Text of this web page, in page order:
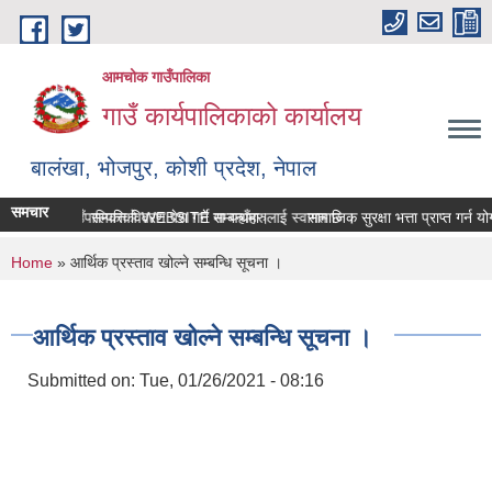
Skip to main content
आमचोक गाउँपालिका
गाउँ कार्यपालिकाको कार्यालय
बालंखा, भोजपुर, कोशी प्रदेश, नेपाल
आमचोक गउँपालिकाको WEBSITE मा यहाँहरुलाई स्वागत छ ।
समचार सम्पत्ति विवरण पेश गर्ने सम्बन्धमा। सामाजिक सुरक्षा भत्ता प्राप्‍त गर्न
You are here
Home » आर्थिक प्रस्ताव खोल्ने सम्बन्धि सूचना ।
आर्थिक प्रस्ताव खोल्ने सम्बन्धि सूचना ।
Submitted on: Tue, 01/26/2021 - 08:16